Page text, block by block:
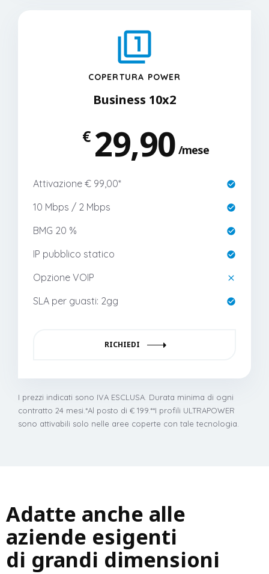
COPERTURA POWER
Business 10x2
29,90
€
mese
Attivazione € 99,00*
10 Mbps / 2 Mbps
BMG 20 %
IP pubblico statico
Opzione VOIP
SLA per guasti: 2gg
RICHIEDI
I prezzi indicati sono IVA ESCLUSA. Durata minima di ogni
contratto 24 mesi. *Al posto di € 199.**I profili ULTRAPOWER
sono attivabili solo nelle aree coperte con tale tecnologia.
Adatte anche alle
aziende esigenti
di grandi dimensioni